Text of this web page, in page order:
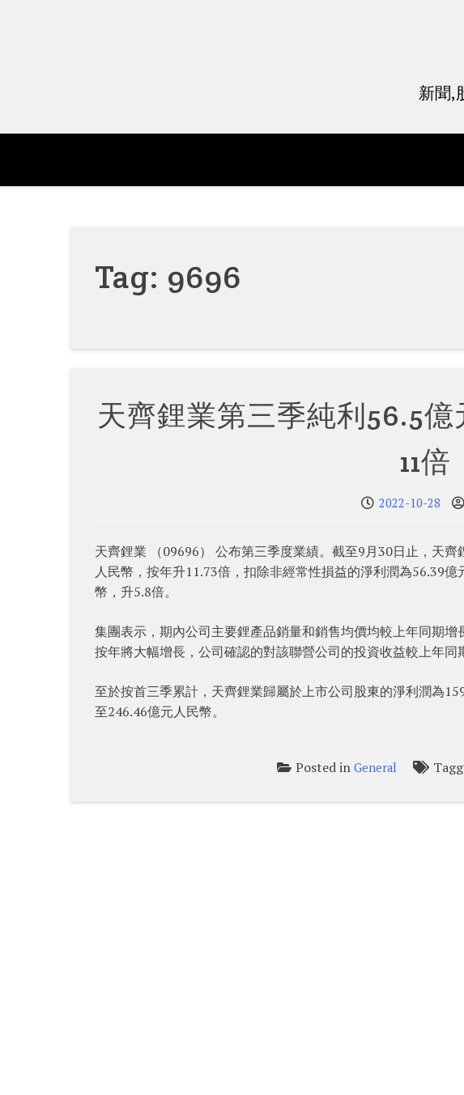
新聞,
Tag: 9696
天齊鋰業第三季純利56.5
11倍
2022-10-28
天齊鋰業 （09696） 公布第三季度業績。截至9月30日止，天
人民幣，按年升11.73倍，扣除非經常性損益的淨利潤為56.39
幣，升5.8倍。
集團表示，期內公司主要鋰產品銷量和銷售均價均較上年同期
按年將大幅增長，公司確認的對該聯營公司的投資收益較上年同
至於按首三季累計，天齊鋰業歸屬於上市公司股東的淨利潤為
至246.46億元人民幣。
Posted inGeneral